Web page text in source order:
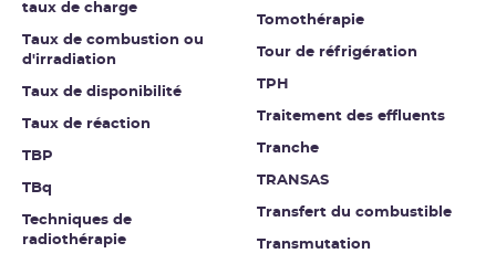
taux de charge
Taux de combustion ou
d'irradiation
Taux de disponibilité
Taux de réaction
TBP
TBq
Techniques de
radiothérapie
Tomothérapie
Tour de réfrigération
TPH
Traitement des effluents
Tranche
TRANSAS
Transfert du combustible
Transmutation